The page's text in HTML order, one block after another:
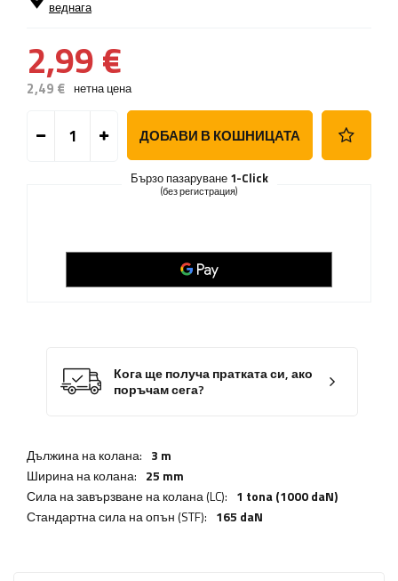
веднага
2,99 €
2,49 € нетна цена
ДОБАВИ В КОШНИЦАТА
Бързо пазаруване 1-Click
(без регистрация)
Кога ще получа пратката си, ако
поръчам сега?
Дължина на колана: 3 m
Ширина на колана: 25 mm
Сила на завързване на колана (LC): 1 tona (1000 daN)
Стандартна сила на опън (STF): 165 daN